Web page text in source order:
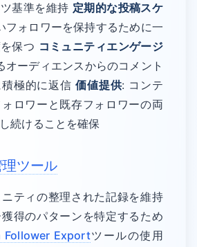
基準を維持 定期的な投稿スケ
フォロワーを保持するために一
保つ コミュニティエンゲージ
オーディエンスからのコメント
積極的に返信価値提供: コンテ
ロワーと既存フォロワーの両
続けることを確保
ツール
ティの整理された記録を維持
得のパターンを特定するため
Follower Exportツールの使用